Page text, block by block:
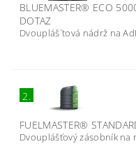
BLUEMASTER® ECO
DOTAZ
Dvoupláš´tová nádrž na
2.
FUELMASTER®
Dvouplášťový zásobník